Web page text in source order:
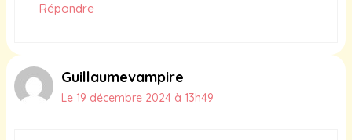
Répondre
Guillaumevampire
Le 19 décembre 2024 à 13h49